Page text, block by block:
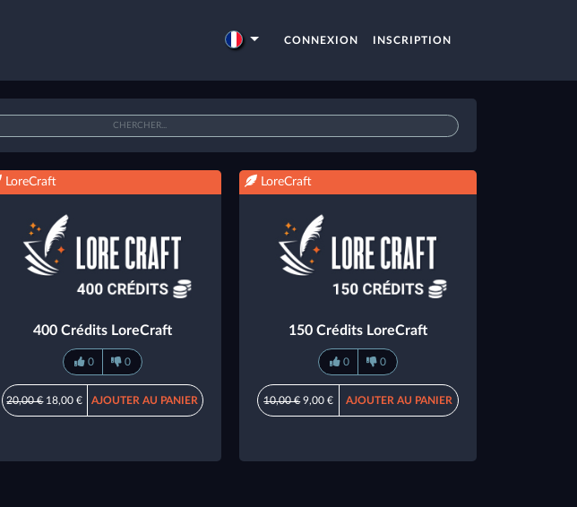
CONNEXION INSCRIPTION
LoreCraft
400 Crédits LoreCraft
0 0
20,00 €18,00 € AJOUTER AU PANIER
LoreCraft
150 Crédits LoreCraft
0 0
10,00 €9,00 € AJOUTER AU PANIER